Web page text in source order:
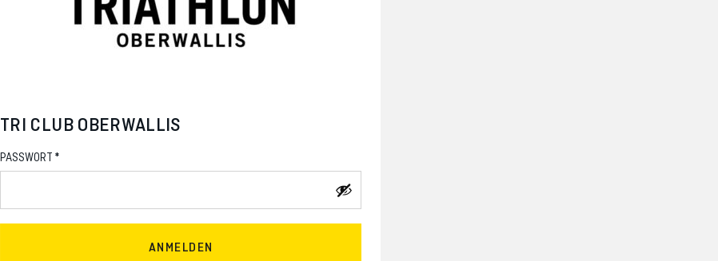
TRI CLUB OBERWALLIS
PASSWORT *
ANMELDEN